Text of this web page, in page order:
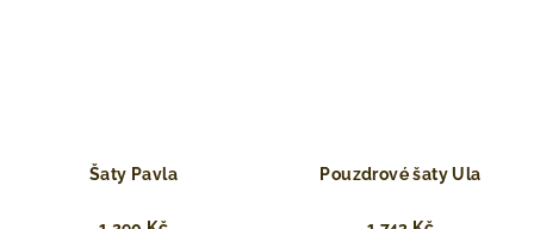
Šaty Pavla Pouzdrové šaty Ula